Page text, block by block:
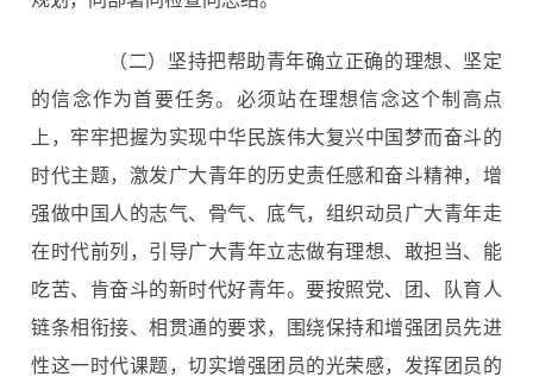
（二）坚持把帮助青年确立正确的理想、坚定
的信念作为首要任务。必须站在理想信念这个制高点
上，牢牢把握为实现中华民族伟大复兴中国梦而奋斗的
时代主题，激发广大青年的历史责任感和奋斗精神，增
强做中国人的志气、骨气、底气，组织动员广大青年走
在时代前列，引导广大青年立志做有理想、敢担当、能
吃苦、肯奋斗的新时代好青年。要按照党、团、队育人
链条相衔接、相贯通的要求，围绕保持和增强团员先进
性这一时代课题，切实增强团员的光荣感，发挥团员的